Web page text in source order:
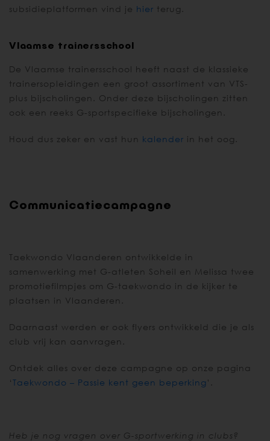
subsidieplatformen vind je hier terug.
Vlaamse trainersschool
De Vlaamse trainersschool heeft naast de klassieke
trainersopleidingen een groot assortiment van VTS-
plus bijscholingen. Onder deze bijscholingen zitten
ook een reeks G-sportspecifieke bijscholingen.
Houd dus zeker en vast hun kalender in het oog.
Communicatiecampagne
Taekwondo Vlaanderen ontwikkelde in
samenwerking met G-atleten Soheil en Melissa twee
promotiefilmpjes om G-taekwondo in de kijker te
plaatsen in Vlaanderen.
Daarnaast werden er ook flyers ontwikkeld die je als
club vrij kan aanvragen.
Ontdek alles over deze campagne op onze pagina
‘Taekwondo – Passie kent geen beperking ’.
Heb je nog vragen over G-sportwerking in clubs?